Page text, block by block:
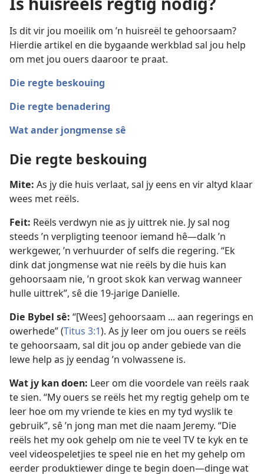
Is dit vir jou moeilik om ’n huisreël te gehoorsaam?
Hierdie artikel en die bygaande werkblad sal jou help
om met jou ouers daaroor te praat.
Die regte beskouing
Die regte benadering
Wat ander jongmense sê
Die regte beskouing
Mite: As jy die huis verlaat, sal jy eens en vir altyd klaar
wees met reëls.
Feit: Reëls verdwyn nie as jy uittrek nie. Jy sal nog
steeds ’n verpligting teenoor iemand hê—dalk ’n
werkgewer, ’n verhuurder of selfs die regering. “Ek
dink dat jongmense wat nie reëls by die huis kan
gehoorsaam nie, ’n groot skok kan verwag wanneer
hulle uittrek”, sê die 19-jarige Danielle.
Die Bybel sê: “[Wees] gehoorsaam ... aan regerings en
owerhede” (Titus 3:1). As jy leer om jou ouers se reëls
te gehoorsaam, sal dit jou op ander gebiede van die
lewe help as jy eendag ’n volwassene is.
Wat jy kan doen: Leer om die voordele van reëls raak
te sien. “My ouers se reëls het my regtig gehelp om te
leer hoe om my vriende te kies en my tyd wyslik te
gebruik”, sê ’n jong man met die naam Jeremy. “Die
reëls het my ook gehelp om nie te veel TV te kyk en te
veel videospeletjies te speel nie en het my gehelp om
eerder produktiewer dinge te begin doen—dinge wat